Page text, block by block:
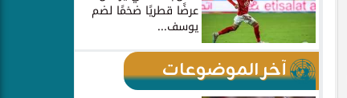
عرضًا قطريًا ضخمًا لضم
يوسف...
آخر الموضوعات